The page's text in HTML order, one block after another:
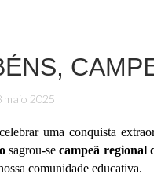
maio 2025
uma conquista
sagrou-secampeã regional
comunidade educativa.